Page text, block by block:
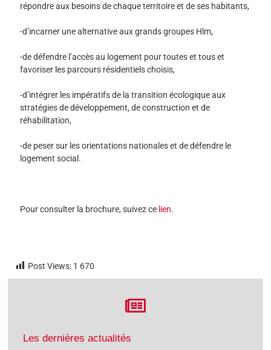
répondre aux besoins de chaque territoire et de ses habitants,
-d’incarner une alternative aux grands groupes Hlm,
-de défendre l’accès au logement pour toutes et tous et
favoriser les parcours résidentiels choisis,
-d’intégrer les impératifs de la transition écologique aux
stratégies de développement, de construction et de
réhabilitation,
-de peser sur les orientations nationales et de défendre le
logement social.
Pour consulter la brochure, suivez ce lien.
Post Views: 1 670
Les dernières actualités